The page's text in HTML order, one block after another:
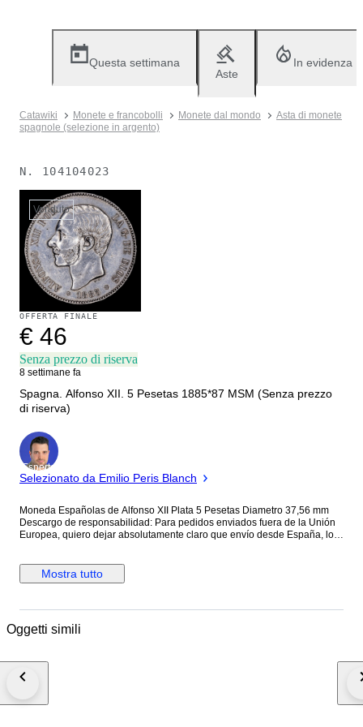
Questa settimana
Aste
In evidenza
Catawiki Monete e francobolli Monete dal mondo
Asta di monete
spagnole (selezione in argento)
N. 104104023
Venduto
OFFERTA FINALE
€ 46
Senza prezzo di riserva
8 settimane fa
Spagna. Alfonso XII. 5 Pesetas 1885*87 MSM (Senza prezzo
di riserva)
Esperto
Selezionato da Emilio Peris Blanch
Moneda Españolas de Alfonso XII Plata 5 Pesetas Diametro 37,56 mm
Descargo de responsabilidad: Para pedidos enviados fuera de la Unión
Europea, quiero dejar absolutamente claro que envío desde España, lo
ejemplo: Islas Canarias), puede que te lo paren en la aduana local y te
pidan que pagues impuestos. Este es un procedimiento legal aduanero y
comprensión. Los envios a las islas por favor facilitarnos el DNI para no
sin seguro se harán bajo responsabilidad del cliente. Para los países de
sujetos a impuestos.
Mostra tutto
Oggetti simili